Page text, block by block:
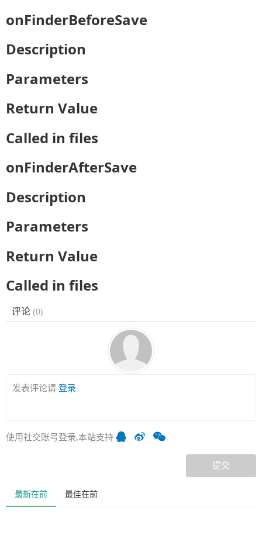
onFinderBeforeSave
Description
Parameters
Return Value
Called in files
onFinderAfterSave
Description
Parameters
Return Value
Called in files
评论 (0)
发表评论请 登录
使用社交账号登录,本站支持
提交
最新在前 最佳在前